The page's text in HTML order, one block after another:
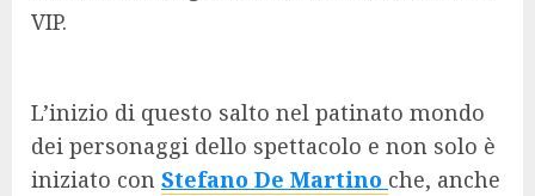
VIP.
L’inizio di questo salto nel patinato mondo
dei personaggi dello spettacolo e non solo è
iniziato con Stefano De Martino che, anche